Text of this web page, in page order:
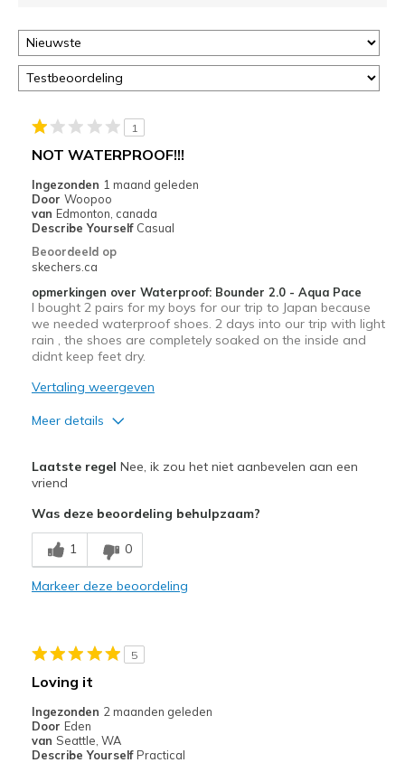
1
NOT WATERPROOF!!!
Ingezonden 1 maand geleden
Door Woopoo
van Edmonton, canada
Describe Yourself Casual
Beoordeeld op
skechers.ca
opmerkingen over Waterproof: Bounder 2.0 - Aqua Pace
I bought 2 pairs for my boys for our trip to Japan because
we needed waterproof shoes. 2 days into our trip with light
rain , the shoes are completely soaked on the inside and
didnt keep feet dry.
Vertaling weergeven
Meer details
Attractive Design
Minpunten
Poor Quality
Beste toepassingen
Width
Feels true to width
Sizing
Laatste regel Nee, ik zou het niet aanbevelen aan een
vriend
Was deze beoordeling behulpzaam?
1 0
Markeer deze beoordeling
5
Loving it
Ingezonden 2 maanden geleden
Door Eden
van Seattle, WA
Describe Yourself Practical